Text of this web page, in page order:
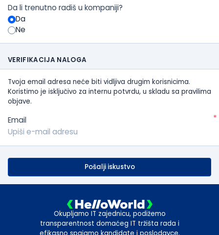
Da li trenutno radiš u kompaniji?
Da
Ne
VERIFIKACIJA NALOGA
Tvoja email adresa neće biti vidljiva drugim korisnicima.
Koristimo je isključivo za internu potvrdu, u skladu sa pravilima
objave.
Email *
Pošalji iskustvo
Okupljamo IT zajednicu, podižemo
transparentnost domaćeg IT tržišta rada i